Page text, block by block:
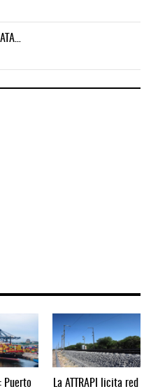
Puerto La ATTRAPI licita red